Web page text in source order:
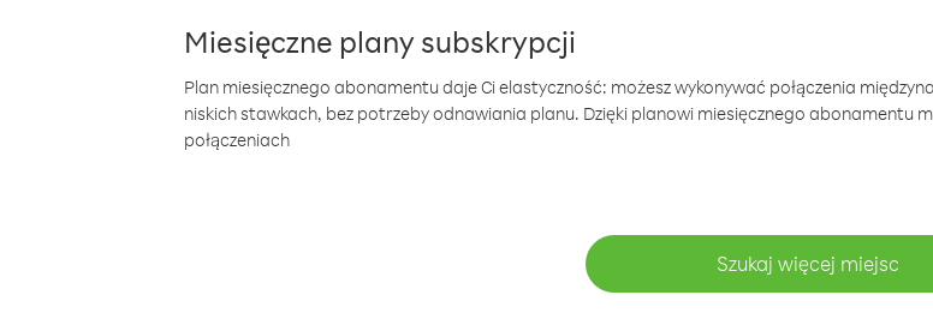
Miesięczne plany subskrypcji
Plan miesięcznego abonamentu daje Ci elastyczność: możesz wykonywać połączenia
niskich stawkach, bez potrzeby odnawiania planu. Dzięki planowi miesięcznego abonamentu
połączeniach
Szukaj więcej miejsc